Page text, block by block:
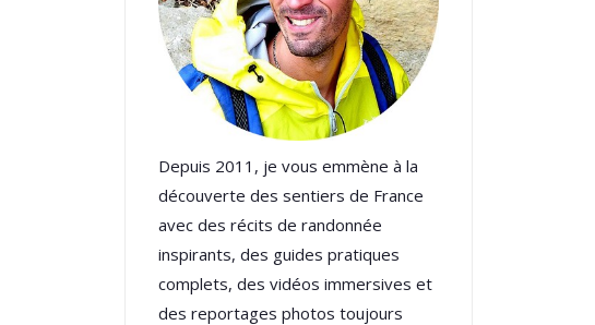
Depuis 2011, je vous emmène à la
découverte des sentiers de France
avec des récits de randonnée
inspirants, des guides pratiques
complets, des vidéos immersives et
des reportages photos toujours